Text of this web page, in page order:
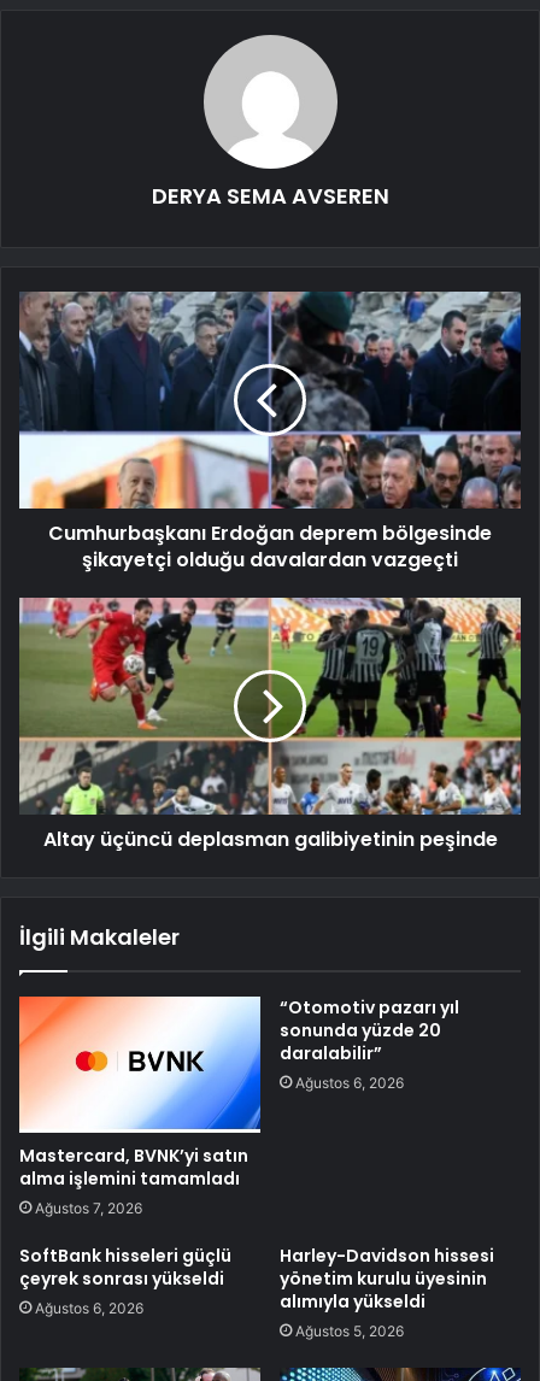
DERYA SEMA AVSEREN
Cumhurbaşkanı Erdoğan deprem bölgesinde
şikayetçi olduğu davalardan vazgeçti
Altay üçüncü deplasman galibiyetinin peşinde
İlgili Makaleler
Mastercard, BVNK’yi satın
alma işlemini tamamladı
Ağustos 7, 2026
“Otomotiv pazarı yıl
sonunda yüzde 20
daralabilir”
Ağustos 6, 2026
SoftBank hisseleri güçlü
çeyrek sonrası yükseldi
Ağustos 6, 2026
Harley-Davidson hissesi
yönetim kurulu üyesinin
alımıyla yükseldi
Ağustos 5, 2026